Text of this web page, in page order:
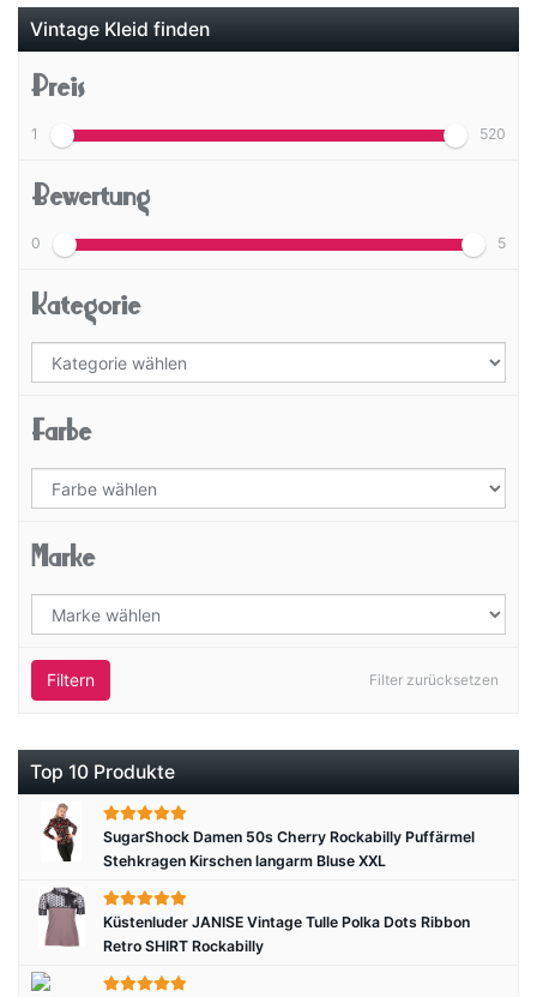
Vintage Kleid finden
Preis
1 520
Bewertung
0 5
Kategorie
Farbe
Marke
Filter zurücksetzen
Filtern
Top 10 Produkte
SugarShock Damen 50s Cherry Rockabilly Puffärmel
Stehkragen Kirschen langarm Bluse XXL
Küstenluder JANISE Vintage Tulle Polka Dots Ribbon
Retro SHIRT Rockabilly